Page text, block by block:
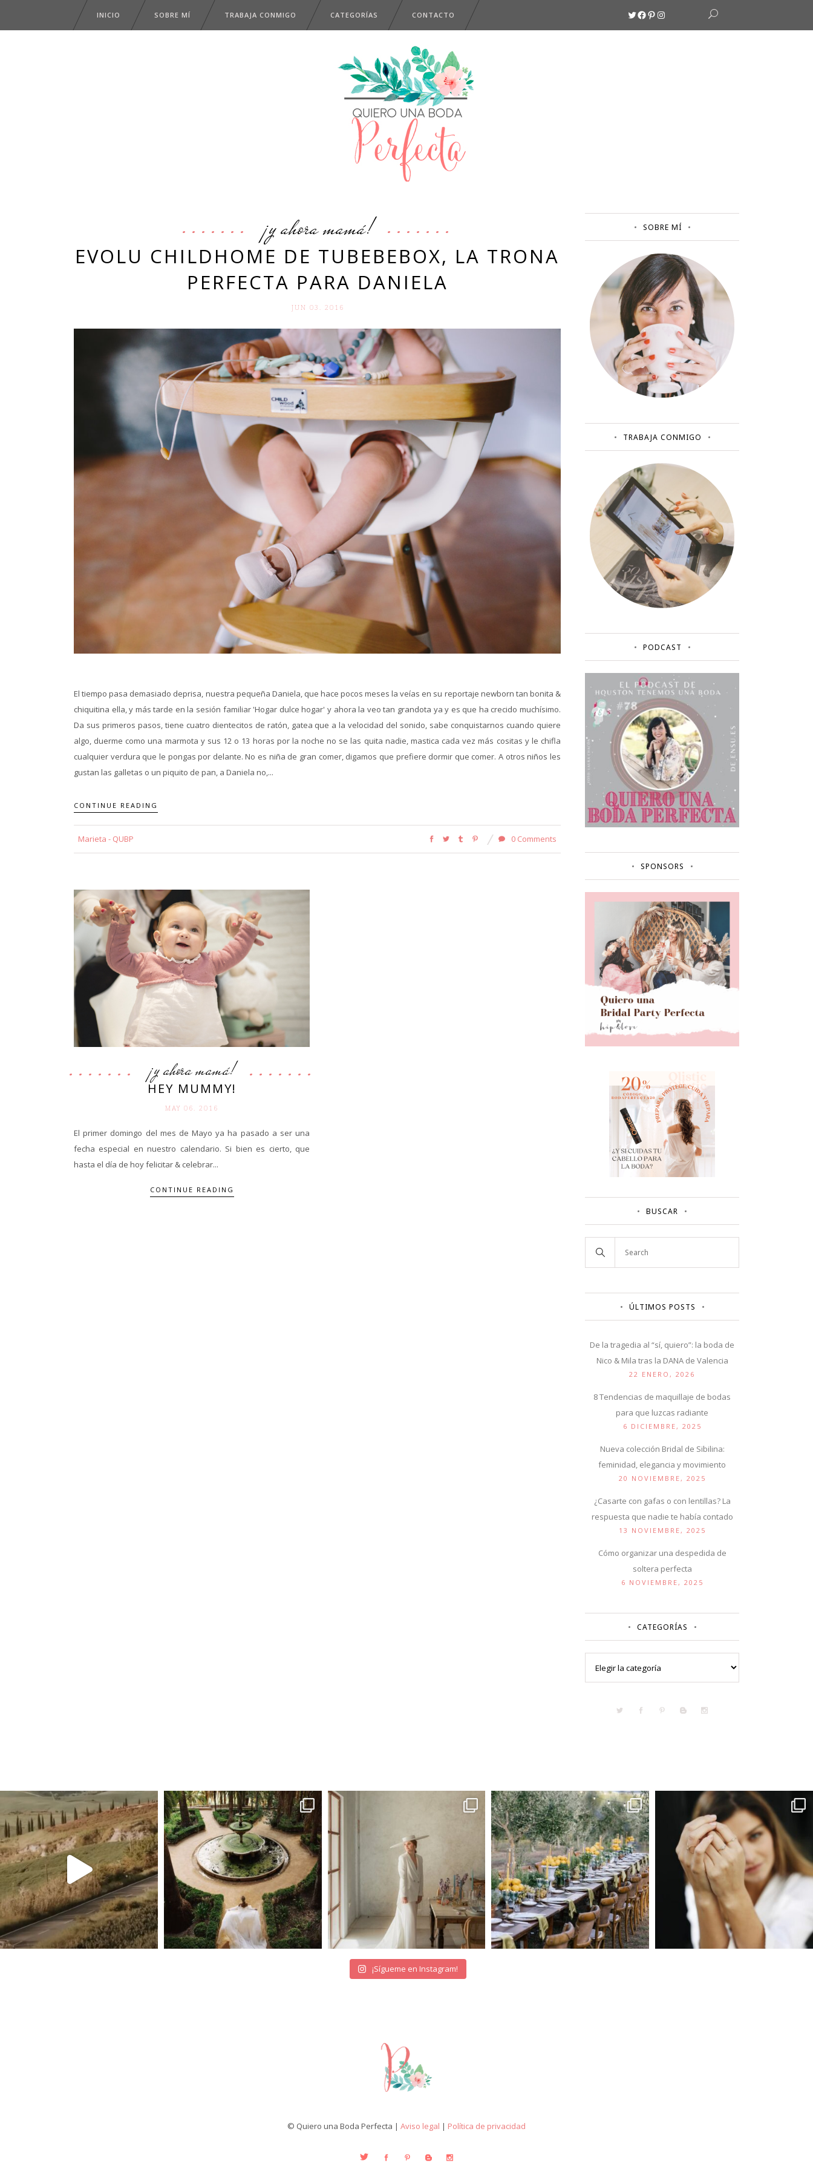
INICIO SOBRE MÍ TRABAJA CONMIGO CATEGORÍAS CONTACTO Twitter
Facebook
Pinterest
Instagram
¡y ahora mamá!
EVOLU CHILDHOME DE TUBEBEBOX, LA TRONA
PERFECTA PARA DANIELA
JUN 03. 2016
El tiempo pasa demasiado deprisa, nuestra pequeña Daniela, que hace pocos meses la veías en su reportaje newborn tan bonita &
chiquitina ella, y más tarde en la sesión familiar 'Hogar dulce hogar' y ahora la veo tan grandota ya y es que ha crecido muchísimo.
Da sus primeros pasos, tiene cuatro dientecitos de ratón, gatea que a la velocidad del sonido, sabe conquistarnos cuando quiere
algo, duerme como una marmota y sus 12 o 13 horas por la noche no se las quita nadie, mastica cada vez más cositas y le chifla
cualquier verdura que le pongas por delante. No es niña de gran comer, digamos que prefiere dormir que comer. A otros niños les
gustan las galletas o un piquito de pan, a Daniela no,...
CONTINUE READING
Marieta - QUBP 0 Comments
¡y ahora mamá!
HEY MUMMY!
MAY 06. 2016
El primer domingo del mes de Mayo ya ha pasado a ser una
fecha especial en nuestro calendario. Si bien es cierto, que
hasta el día de hoy felicitar & celebrar...
CONTINUE READING
SOBRE MÍ
TRABAJA CONMIGO
PODCAST
SPONSORS
BUSCAR
ÚLTIMOS POSTS
De la tragedia al “sí, quiero”: la boda de
Nico & Mila tras la DANA de Valencia
22 ENERO, 2026
8 Tendencias de maquillaje de bodas
para que luzcas radiante
6 DICIEMBRE, 2025
Nueva colección Bridal de Sibilina:
feminidad, elegancia y movimiento
20 NOVIEMBRE, 2025
¿Casarte con gafas o con lentillas? La
respuesta que nadie te había contado
13 NOVIEMBRE, 2025
Cómo organizar una despedida de
soltera perfecta
6 NOVIEMBRE, 2025
CATEGORÍAS
¡Sígueme en Instagram!
© Quiero una Boda Perfecta | Aviso legal | Política de privacidad